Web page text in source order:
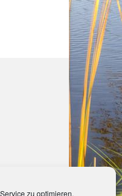
zu optimieren.